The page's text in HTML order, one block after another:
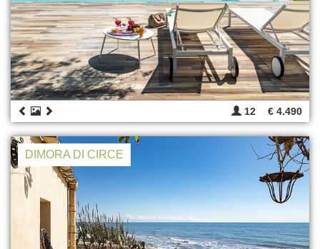
12 € 4.490
DIMORA DI CIRCE